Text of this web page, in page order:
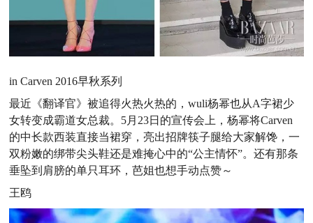
in Carven 2016早秋系列
最近《翻译官》被追得火热火热的，wuli杨幂也从A字裙少
女转变成霸道女总裁。5月23日的宣传会上，杨幂将Carven
的中长款西装直接当裙穿，亮出招牌筷子腿给大家解馋，一
双粉嫩的绑带尖头鞋还是难掩心中的“公主情怀”。还有那条
垂坠到肩膀的单只耳环，芭姐也想手动点赞～
王鸥